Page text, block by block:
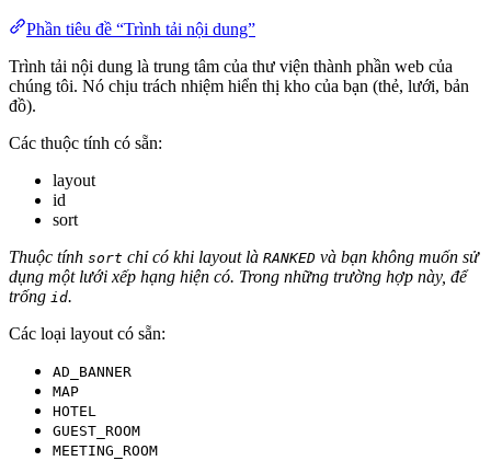
Phần tiêu đề “Trình tải nội dung”
Trình tải nội dung là trung tâm của thư viện thành phần web của
chúng tôi. Nó chịu trách nhiệm hiển thị kho của bạn (thẻ, lưới, bản
đồ).
Các thuộc tính có sẵn:
layout
id
sort
Thuộc tính sort chỉ có khi layout là RANKED và bạn không muốn sử
dụng một lưới xếp hạng hiện có. Trong những trường hợp này, để
trống id.
Các loại layout có sẵn:
AD_BANNER
MAP
HOTEL
GUEST_ROOM
MEETING_ROOM